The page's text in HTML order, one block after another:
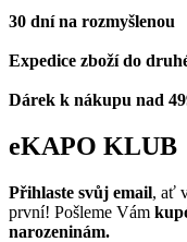
30 dní na rozmyšlenou
Expedice zboží do
Dárek k nákupu nad
eKAPO KLUB
Přihlaste svůj email, ať
první! Pošleme Vám
narozeninám.